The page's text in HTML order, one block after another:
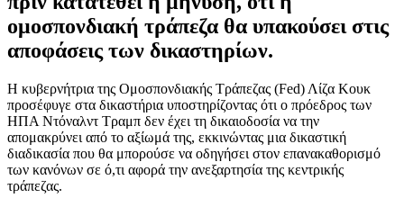
ομοσπονδιακή τράπεζα θα υπακούσει στις
αποφάσεις των δικαστηρίων.
Η κυβερνήτρια της Ομοσπονδιακής Τράπεζας (Fed) Λίζα Κουκ
προσέφυγε στα δικαστήρια υποστηρίζοντας ότι ο πρόεδρος των
ΗΠΑ Ντόναλντ Τραμπ δεν έχει τη δικαιοδοσία να την
απομακρύνει από το αξίωμά της, εκκινώντας μια δικαστική
διαδικασία που θα μπορούσε να οδηγήσει στον επανακαθορισμό
των κανόνων σε ό,τι αφορά την ανεξαρτησία της κεντρικής
τράπεζας.